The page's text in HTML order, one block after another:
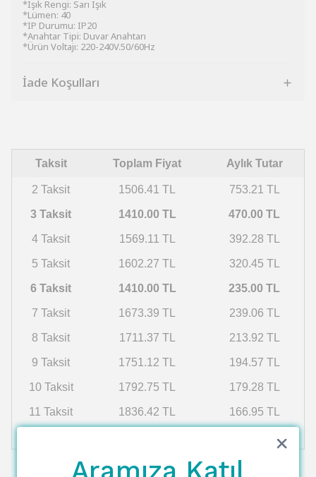
*Işık Rengi: Sarı Işık
*Lümen: 40
*IP Durumu: IP20
*Anahtar Tipi: Duvar Anahtarı
*Ürün Voltajı: 220-240V.50/60Hz
İade Koşulları
Taksit Toplam Fiyat Aylık Tutar
2 Taksit 1506.41 TL 753.21 TL
3 Taksit 1410.00 TL 470.00 TL
4 Taksit 1569.11 TL 392.28 TL
5 Taksit 1602.27 TL 320.45 TL
6 Taksit 1410.00 TL 235.00 TL
7 Taksit 1673.39 TL 239.06 TL
8 Taksit 1711.37 TL 213.92 TL
9 Taksit 1751.12 TL 194.57 TL
10 Taksit 1792.75 TL 179.28 TL
11 Taksit 1836.42 TL 166.95 TL
156.85 TL
Aramıza Katıl